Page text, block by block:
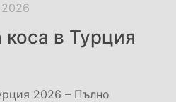
в Турция
2026 – Пълно